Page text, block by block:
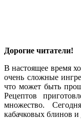
Дорогие читатели!
В настоящее время
очень сложные
что может быть
Рецептов
множество.
кабачковых блинов